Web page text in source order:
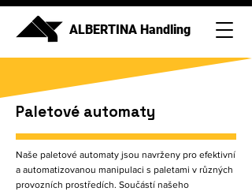
ALBERTINA Handling
Paletové automaty
Naše paletové automaty jsou navrženy pro efektivní
a automatizovanou manipulaci s paletami v různých
provozních prostředích. Součástí našeho